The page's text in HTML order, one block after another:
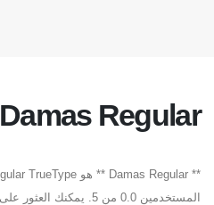
Damas Regular